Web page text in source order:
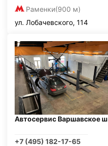
Раменки(900 м)
ул. Лобачевского, 114
Автосервис Варшавское ш
+7 (495) 182-17-65